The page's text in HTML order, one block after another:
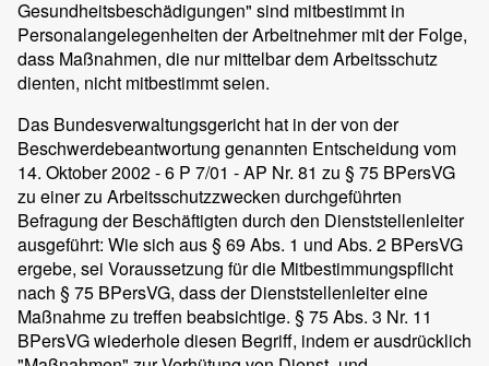
Gesundheitsbeschädigungen" sind mitbestimmt in
Personalangelegenheiten der Arbeitnehmer mit der Folge,
dass Maßnahmen, die nur mittelbar dem Arbeitsschutz
dienten, nicht mitbestimmt seien.
Das Bundesverwaltungsgericht hat in der von der
Beschwerdebeantwortung genannten Entscheidung vom
14. Oktober 2002 - 6 P 7/01 - AP Nr. 81 zu § 75 BPersVG
zu einer zu Arbeitsschutzzwecken durchgeführten
Befragung der Beschäftigten durch den Dienststellenleiter
ausgeführt: Wie sich aus § 69 Abs. 1 und Abs. 2 BPersVG
ergebe, sei Voraussetzung für die Mitbestimmungspflicht
nach § 75 BPersVG, dass der Dienststellenleiter eine
Maßnahme zu treffen beabsichtige. § 75 Abs. 3 Nr. 11
BPersVG wiederhole diesen Begriff, indem er ausdrücklich